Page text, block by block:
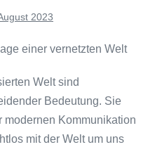
2023
einer vernetzten Welt
Welt sind
Bedeutung. Sie
modernen Kommunikation
mit der Welt um uns